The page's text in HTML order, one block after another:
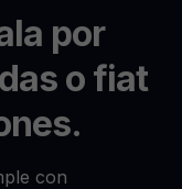
por
o fiat
con